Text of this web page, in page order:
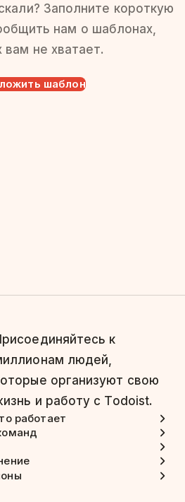
Заполните короткую
нам о шаблонах,
вам не хватает.
шаблон
к
людей,
организуют свою
и работу с Todoist.
работает